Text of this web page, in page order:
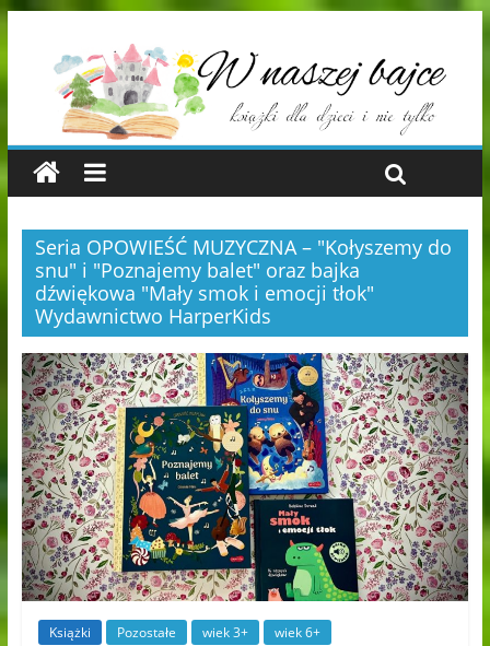
Seria OPOWIEŚĆ MUZYCZNA – "Kołyszemy do
snu" i "Poznajemy balet" oraz bajka
dźwiękowa "Mały smok i emocji tłok"
Wydawnictwo HarperKids
Książki Pozostałe wiek 3+ wiek 6+